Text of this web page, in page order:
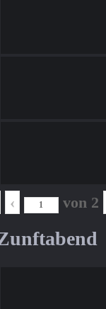
‹ von 2